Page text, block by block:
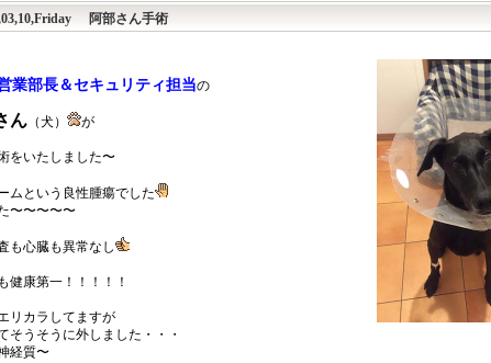
阿部さん手術
業部長＆セキュリティ担当の
ん （犬） が
をいたしました〜
ムという良性腫瘍でした
〜〜〜〜〜
も心臓も異常なし
健康第一！！！！！
リカラしてますが
そうそうに外しました・・・
経質〜